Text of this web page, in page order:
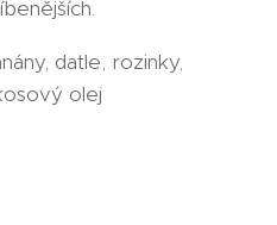
datle, rozinky,
olej